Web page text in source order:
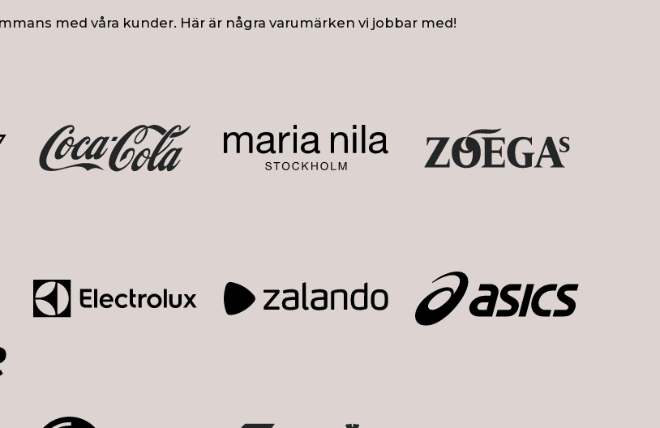
med våra kunder. Här är några varumärken vi jobbar med!